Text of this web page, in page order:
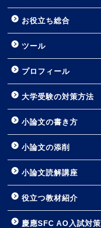
お役立ち総合
ツール
プロフィール
大学受験の対策方法
小論文の書き方
小論文の添削
小論文読解講座
役立つ教材紹介
慶應SFC AO入試対策